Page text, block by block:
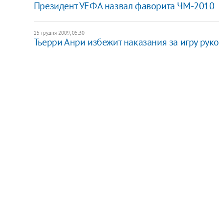
Президент УЕФА назвал фаворита ЧМ-2010
25 грудня 2009, 05:30
Тьерри Анри избежит наказания за игру